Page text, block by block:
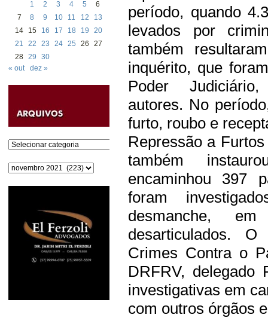
1
2 3 4 5
6
7
8 9 10 11 12
13
14
15 16 17 18 19
20
21
22 23 24 25 26
27
28 29
30
« out
dez »
Categorias
Arquivos
período, quando
levados por
também
inquérito, que
Poder
autores. No
furto, roubo e
Repressão a
também
encaminhou 397
foram
desmanche,
desarticulados.
Crimes Contra o
DRFRV, delegado
investigativas em
com outros órgãos